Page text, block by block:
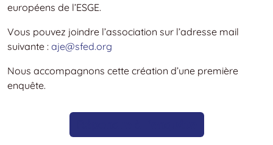
européens de l’ESGE.
Vous pouvez joindre l’association sur l’adresse mail
suivante : aje@sfed.org
Nous accompagnons cette création d’une première
enquête.